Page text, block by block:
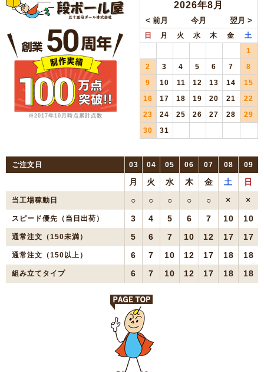
※2017年10月時点累計点数
2026年8月
日 月 火 水 木 金
土
1
2
3 4 5 6 7
8
9
10 11 12 13 14
15
16
17 18 19 20 21
22
23
24 25 26 27 28
29
30
31
ご注文日 03 04 05 06 07 08 09
月 火 水 木 金 土 日
当工場稼動日 ○ ○ ○ ○ ○ × ×
スピード優先（当日出荷） 3 4 5 6 7 10 10
通常注文（150未満） 5 6 7 10 12 17 17
通常注文（150以上） 6 7 10 12 17 18 18
組み立てタイプ 6 7 10 12 17 18 18